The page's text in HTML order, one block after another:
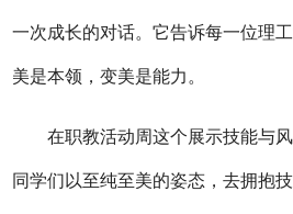
一次成长的对话。它告诉每一位理
美是本领，变美是能力。
在职教活动周这个展示技能与风
同学们以至纯至美的姿态，去拥抱